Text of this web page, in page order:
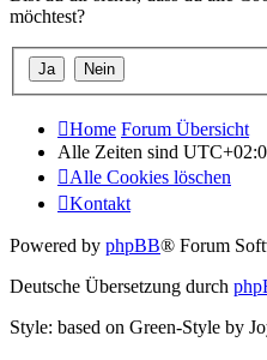
möchtest?
Home Forum Übersicht
Alle Zeiten sind
Alle Cookies löschen
Kontakt
Powered by phpBB® Forum
Deutsche Übersetzung durch
Style: based on Green-Style by